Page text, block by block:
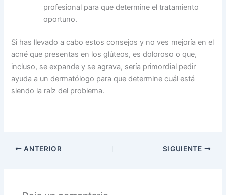
profesional para que determine el tratamiento
oportuno.
Si has llevado a cabo estos consejos y no ves mejoría en el
acné que presentas en los glúteos, es doloroso o que,
incluso, se expande y se agrava, sería primordial pedir
ayuda a un dermatólogo para que determine cuál está
siendo la raíz del problema.
ANTERIOR SIGUIENTE